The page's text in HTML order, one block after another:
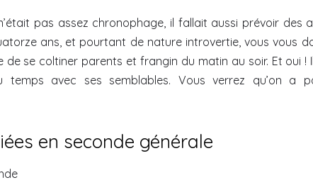
pas assez chronophage, il fallait aussi prévoir des
ans, et pourtant de nature introvertie, vous vous
de se coltiner parents et frangin du matin au soir. Et oui !
temps avec ses semblables. Vous verrez qu’on a
en seconde générale